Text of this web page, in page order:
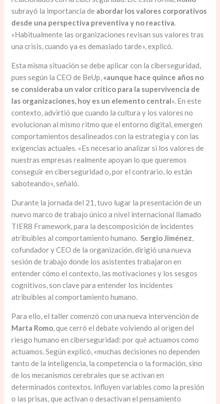
subrayó la importancia de abordar los valores corporativos
desde una perspectiva preventiva y no reactiva.
«Habitualmente las organizaciones revisan sus valores tras
una crisis, cuando ya es demasiado tarde», explicó.
Esta misma situación se debe aplicar con la ciberseguridad,
pues según la CEO de BeUp, «aunque hace quince años no
se consideraba un valor crítico para la supervivencia de
las organizaciones, hoy es un elemento central«. En este
contexto, advirtió que cuando la cultura y los valores no
evolucionan al mismo ritmo que el entorno digital, emergen
comportamientos desalineados con la estrategia y con las
exigencias actuales. «Es necesario analizar si los valores de
nuestras empresas realmente apoyan lo que queremos
conseguir en ciberseguridad o, por el contrario, lo están
saboteando», señaló.
Durante la jornada del 21, tuvo lugar la presentación de un
nuevo marco de trabajo único a nivel internacional llamado
TIER8 Framework, para la descomposición de incidentes
atribuibles al comportamiento humano.Sergio Jiménez,
cofundador y CEO de la organización, dirigió una nueva
sesión de trabajo donde los asistentes trabajaron en
entender cómo el contexto, las motivaciones y los sesgos
cognitivos, son clave para entender los incidentes
atribuibles al comportamiento humano.
Para ello, el taller comenzó con una nueva intervención de
Marta Romo, que cerró el debate volviendo al origen del
riesgo humano en ciberseguridad: por qué actuamos como
actuamos. Según explicó, «muchas decisiones no dependen
tanto de la inteligencia, la competencia o la formación, sino
de los mecanismos cerebrales que se activan en
determinados contextos. Influyen variables como la presión
o las prisas, que activan o desactivan el pensamiento